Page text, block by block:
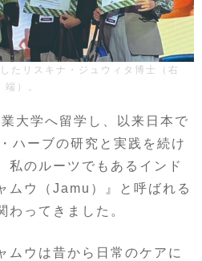
たリスキナ・ジュウィタ博士（右
端）。
大学へ留学し、以来日本で
ハーブの研究と実践を続け
私のルーツでもあるインド
ムウ（Jamu）』と呼ばれる
わってきました。
ムウは昔から日常のケアに